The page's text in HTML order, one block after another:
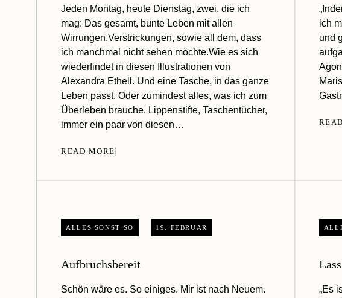
Jeden Montag, heute Dienstag, zwei, die ich
mag: Das gesamt, bunte Leben mit allen
Wirrungen,Verstrickungen, sowie all dem, dass
ich manchmal nicht sehen möchte.Wie es sich
wiederfindet in diesen Illustrationen von
Alexandra Ethell. Und eine Tasche, in das ganze
Leben passt. Oder zumindest alles, was ich zum
Überleben brauche. Lippenstifte, Taschentücher,
immer ein paar von diesen…
READ MORE
ich
und
19. FEBRUAR
ALLES SONST SO
Aufbruchsbereit
Schön wäre es. So einiges. Mir ist nach Neuem.
„Es